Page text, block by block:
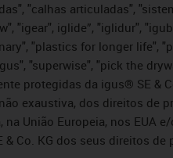
"calhas articuladas",
"igear", iglide”, "iglidur",
"plastics for longer life",
"superwise", "pick the
protegidas da igus® SE
exaustiva, dos direitos de
União Europeia, nos
Co. KG dos seus direitos de